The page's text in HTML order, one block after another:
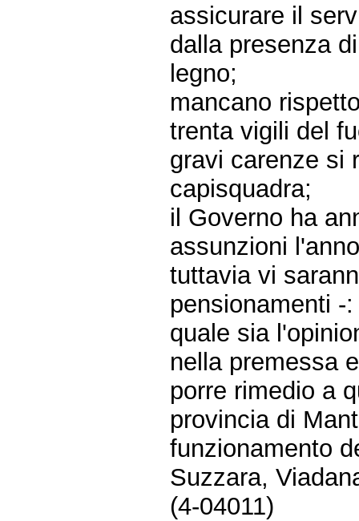
assicurare il
dalla presenza
legno;
mancano
trenta vigili del
gravi carenze si
capisquadra;
il Governo ha
assunzioni
tuttavia vi
pensionamenti -:
quale sia
nella premessa
porre rimedio a
provincia di
funzionamento
Suzzara,
(4-04011)